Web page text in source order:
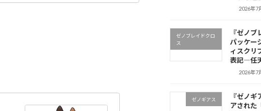
2026年7
ゼノブレイドクロ
ス
『ゼノブ
パッケー
ィスクリ
表記―任
2026年7
ゼノギアス
『ゼノ
アされた